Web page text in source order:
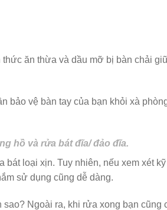
thức ăn thừa và dầu mỡ bị bàn chải
bảo vệ bàn tay của bạn khỏi xà
hồ và rửa bát đĩa/ đảo đĩa.
bát loại xịn. Tuy nhiên, nếu xem xét kỹ
sử dụng cũng dễ dàng.
Ngoài ra, khi rửa xong bạn cũng